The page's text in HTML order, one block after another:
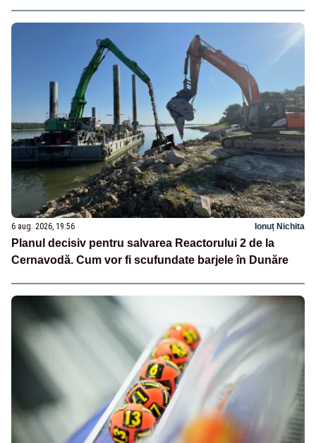
6 aug. 2026, 19:56 Ionuț Nichita
Planul decisiv pentru salvarea Reactorului 2 de la
Cernavodă. Cum vor fi scufundate barjele în Dunăre